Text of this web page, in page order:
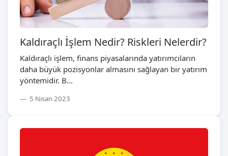
Kaldıraçlı İşlem Nedir? Riskleri Nelerdir?
Kaldıraçlı işlem, finans piyasalarında yatırımcıların
daha büyük pozisyonlar almasını sağlayan bir yatırım
yöntemidir. B...
5 Nisan 2023